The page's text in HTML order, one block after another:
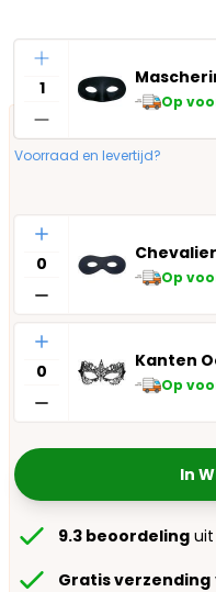
Aantal
Op
Voorraad en levertijd?
Aantal
Op
Aantal
Op
In
9.3 beoordeling uit
Gratis verzending